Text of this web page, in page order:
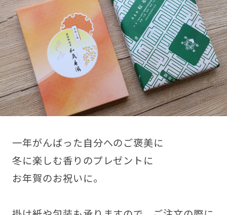
一年がんばった自分へのご褒美に
冬に楽しむ香りのプレゼントに
お年賀のお祝いに。